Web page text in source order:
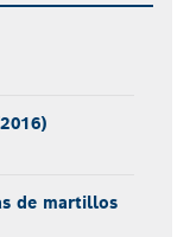
de martillos